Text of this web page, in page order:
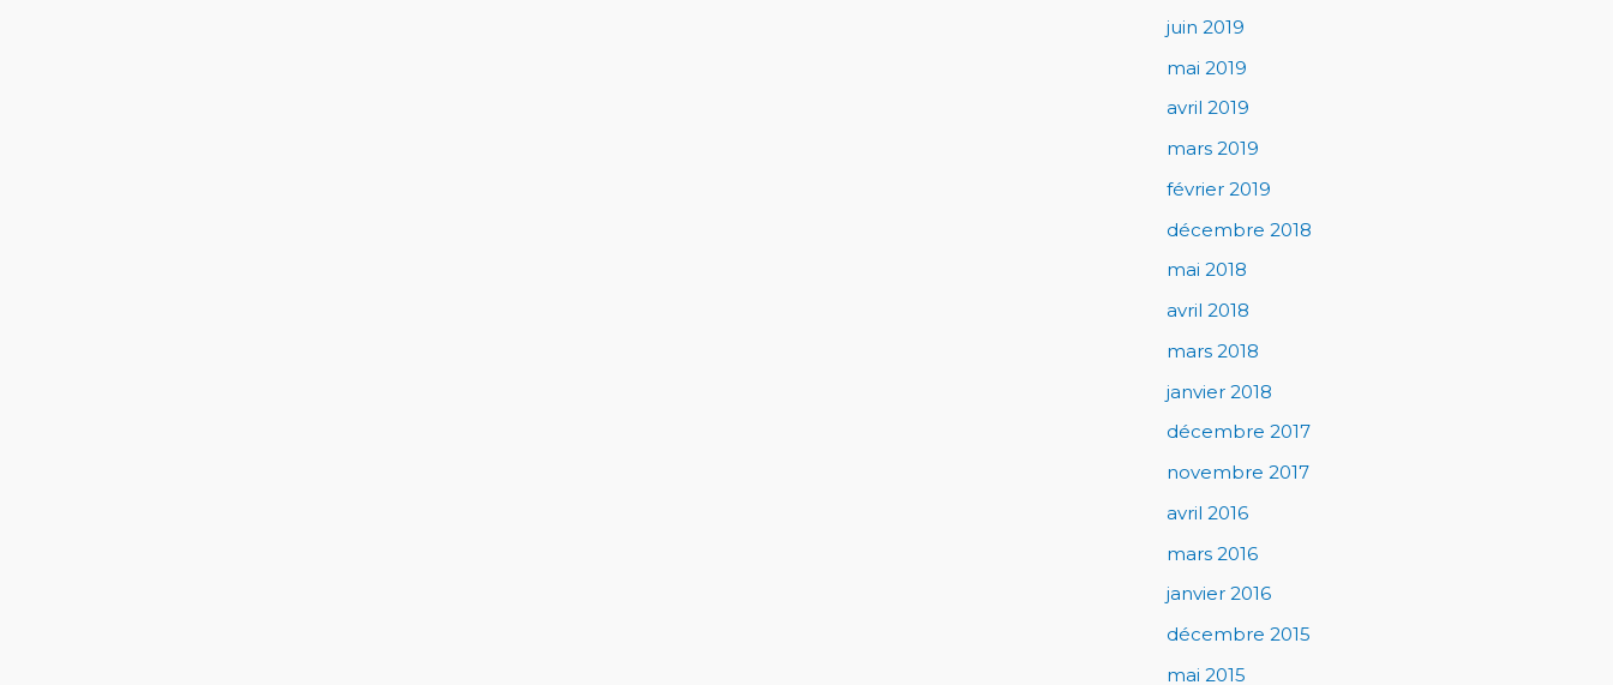
juin 2019
mai 2019
avril 2019
mars 2019
février 2019
décembre 2018
mai 2018
avril 2018
mars 2018
janvier 2018
décembre 2017
novembre 2017
avril 2016
mars 2016
janvier 2016
décembre 2015
mai 2015